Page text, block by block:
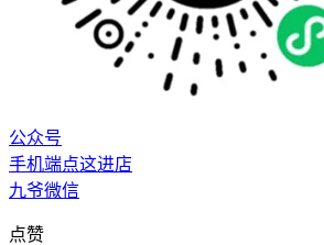
公众号
手机端点这进店
九爷微信
点赞